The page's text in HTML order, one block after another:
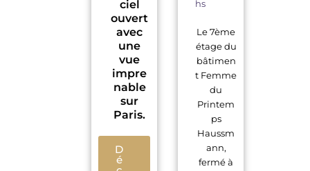
ciel
ouvert
avec
une
vue
impre
nable
sur
Paris.
D
é
hs
Le 7ème
étage du
bâtimen
t Femme
du
Printem
ps
Haussm
ann,
fermé à